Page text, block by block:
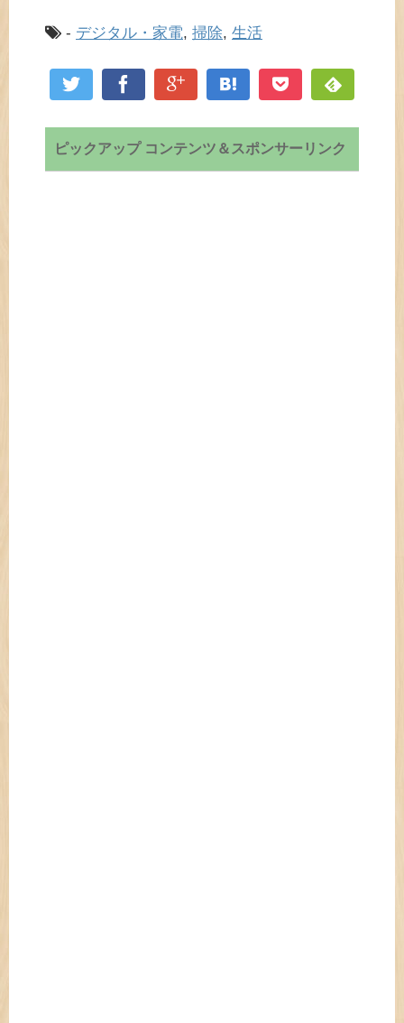
- デジタル・家電, 掃除, 生活
ピックアップ コンテンツ＆スポンサーリンク